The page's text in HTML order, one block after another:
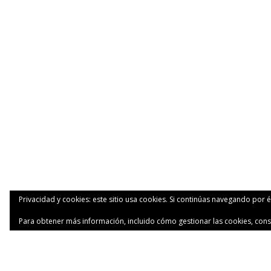
Privacidad y cookies: este sitio usa cookies. Si continúas navegando por
Para obtener más información, incluido cómo gestionar las cookies,